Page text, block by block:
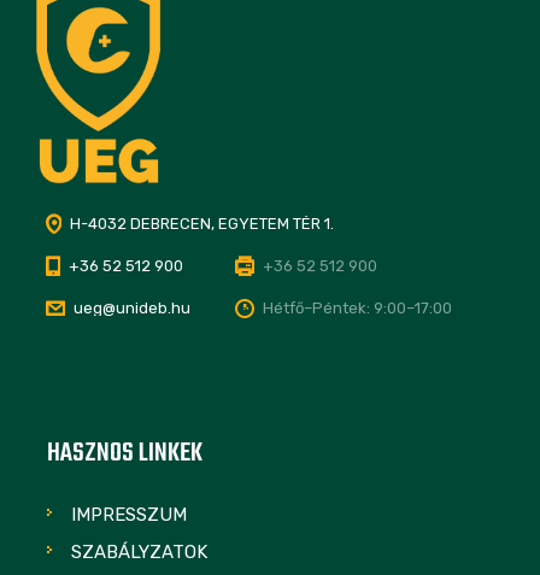
H-4032 DEBRECEN, EGYETEM TÉR 1.
+36 52 512 900 +36 52 512 900
ueg@unideb.hu Hétfő–Péntek: 9:00–17:00
HASZNOS LINKEK
IMPRESSZUM
SZABÁLYZATOK